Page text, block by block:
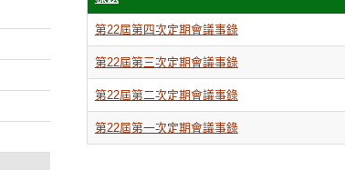
第22屆第四次定期會議事錄
第22屆第三次定期會議事錄
第22屆第二次定期會議事錄
第22屆第一次定期會議事錄